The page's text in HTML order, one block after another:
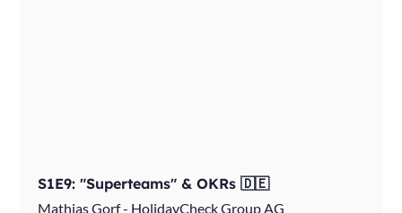
S1E9: "Superteams" & OKRs 🇩🇪
Mathias Gorf - HolidayCheck Group AG